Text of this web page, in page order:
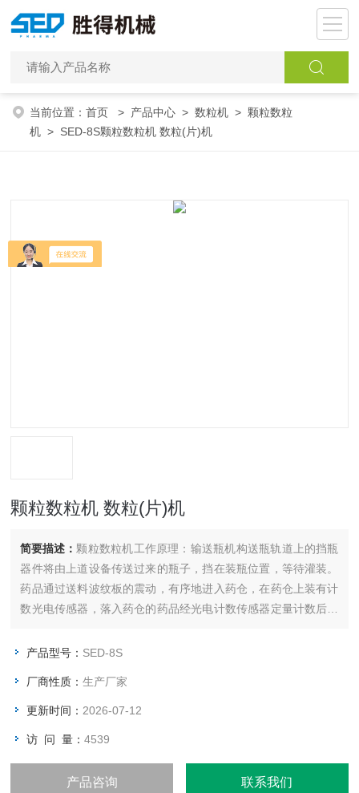
当前位置：首页 > 产品中心 >数粒机 >颗粒数粒
机 > SED-8S颗粒数粒机 数粒(片)机
颗粒数粒机 数粒(片)机
简要描述： 颗粒数粒机工作原理：输送瓶机构送瓶轨道上的挡瓶
器件将由上道设备传送过来的瓶子，挡在装瓶位置，等待灌装。
药品通过送料波纹板的震动，有序地进入药仓，在药仓上装有计
数光电传感器，落入药仓的药品经光电计数传感器定量计数后装
产品型号： SED-8S
厂商性质：生产厂家
更新时间： 2026-07-12
访 问 量：4539
产品咨询 联系我们